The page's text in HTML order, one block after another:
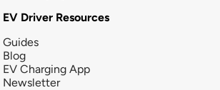
EV Driver Resources
Guides
Blog
EV Charging App
Newsletter